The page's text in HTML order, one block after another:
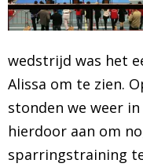
wedstrijd was het
Alissa om te zien.
stonden we weer
hierdoor aan om
sparringstraining